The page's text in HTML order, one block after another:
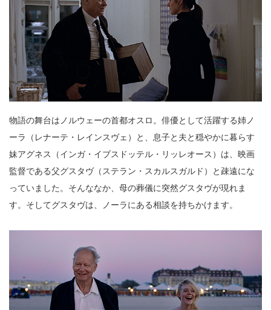
物語の舞台はノルウェーの首都オスロ。俳優として活躍する姉ノ
ーラ（レナーテ・レインスヴェ）と、息子と夫と穏やかに暮らす
妹アグネス（インガ・イブスドッテル・リッレオース）は、映画
監督である父グスタヴ（ステラン・スカルスガルド）と疎遠にな
っていました。そんななか、母の葬儀に突然グスタヴが現れま
す。そしてグスタヴは、ノーラにある相談を持ちかけます。